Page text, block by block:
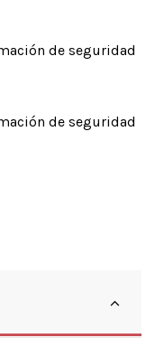
de seguridad
de seguridad